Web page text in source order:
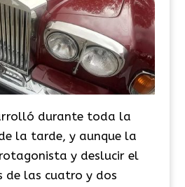
durante toda la
la tarde, y aunque la
y deslucir el
de las cuatro y dos